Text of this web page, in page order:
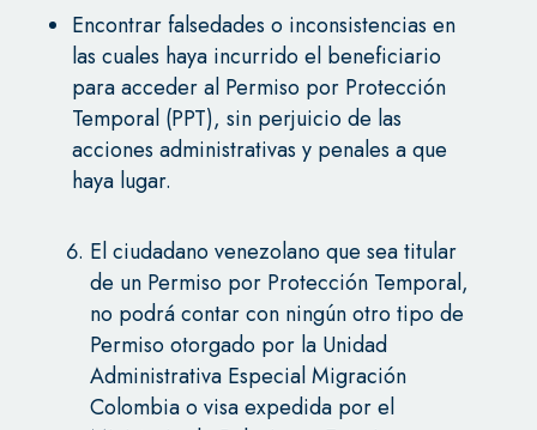
Encontrar falsedades o inconsistencias en
las cuales haya incurrido el beneficiario
para acceder al Permiso por Protección
Temporal (PPT), sin perjuicio de las
acciones administrativas y penales a que
haya lugar.
El ciudadano venezolano que sea titular
de un Permiso por Protección Temporal,
no podrá contar con ningún otro tipo de
Permiso otorgado por la Unidad
Administrativa Especial Migración
Colombia o visa expedida por el